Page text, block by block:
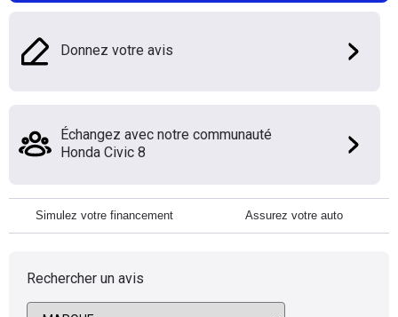
Donnez votre avis
Échangez avec notre communauté
Honda Civic 8
Simulez votre financement Assurez votre auto
Rechercher un avis